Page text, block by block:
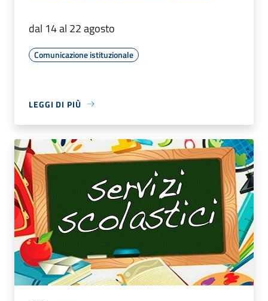
dal 14 al 22 agosto
Comunicazione istituzionale
LEGGI DI PIÙ